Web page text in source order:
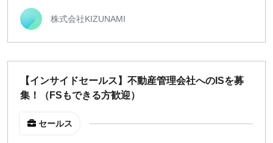
株式会社KIZUNAMI
【インサイドセールス】不動産管理会社へのISを募
集！（FSもできる方歓迎）
セールス